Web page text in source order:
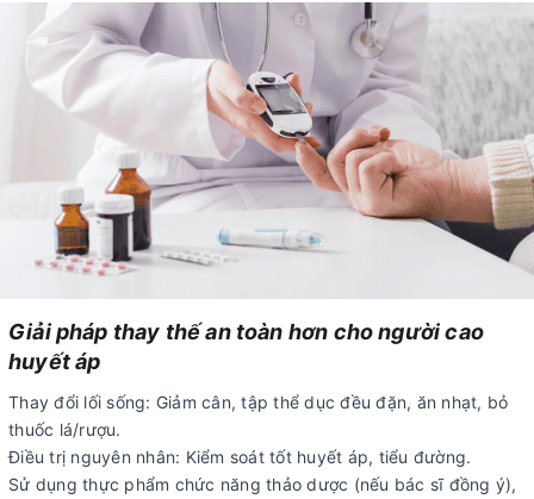
Giải pháp thay thế an toàn hơn cho người cao
huyết áp
Thay đổi lối sống: Giảm cân, tập thể dục đều đặn, ăn nhạt, bỏ
thuốc lá/rượu.
Điều trị nguyên nhân: Kiểm soát tốt huyết áp, tiểu đường.
Sử dụng thực phẩm chức năng thảo dược (nếu bác sĩ đồng ý),